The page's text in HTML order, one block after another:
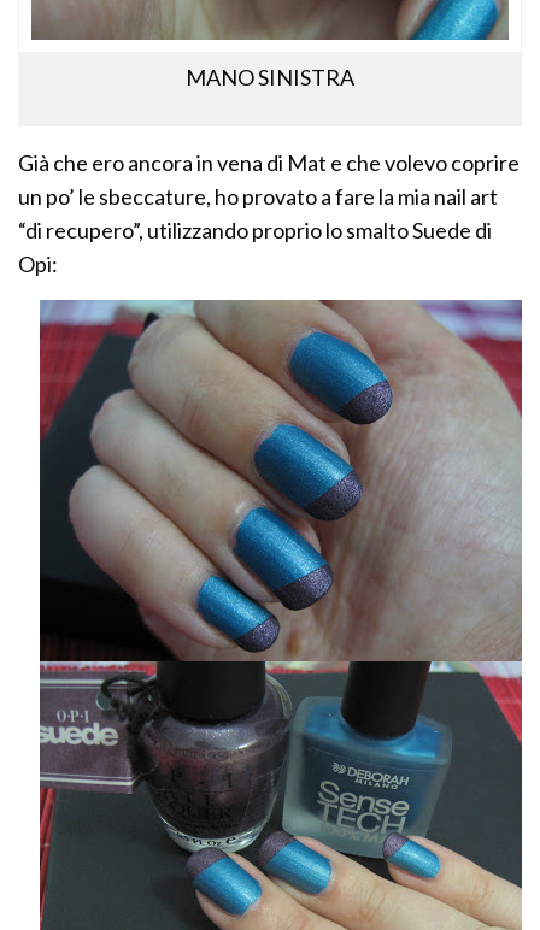
MANO SINISTRA
Già che ero ancora in vena di Mat e che volevo coprire
un po’ le sbeccature, ho provato a fare la mia nail art
“di recupero”, utilizzando proprio lo smalto Suede di
Opi: